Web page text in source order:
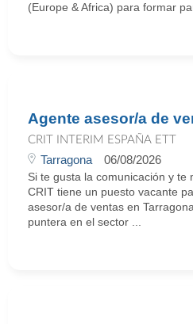
(Europe & Africa) para formar
Agente asesor/a de
CRIT INTERIM ESPAÑA ETT
Tarragona 06/08/2026
Si te gusta la comunicación y te
CRIT tiene un puesto vacante
asesor/a de ventas en
puntera en el sector ...